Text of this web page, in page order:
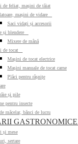
de feliat, mașini de tăiat
mașini de vidare
Saci vidați și accesorii
și blendere
Mixere de mână
de tocat
Mașini de tocat electrice
Mașini manuale de tocat carne
Plăci pentru râșnițe
și pile
pentru insecte
măcelar, bănci de lucru
GASTRONOMICE
și mese
sertare